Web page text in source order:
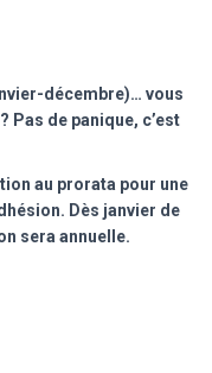
décembre)… vous
Pas de panique, c’est
au prorata pour une
Dès janvier de
sera annuelle.